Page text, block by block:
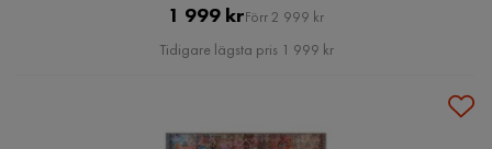
Pris
1 999 krOriginal
Pris
Förr 2 999 kr
Tidigare lägsta pris 1 999 kr